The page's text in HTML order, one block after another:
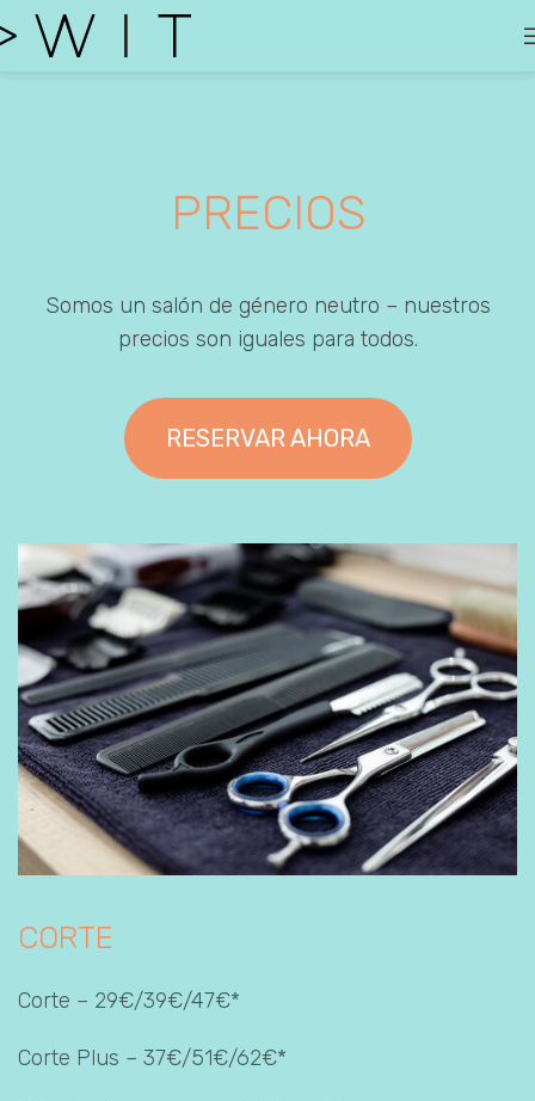
PRECIOS
Somos un salón de género neutro – nuestros
precios son iguales para todos.
RESERVAR AHORA
CORTE
Corte – 29€/39€/47€*
Corte Plus – 37€/51€/62€*